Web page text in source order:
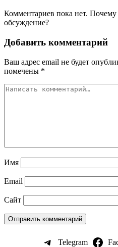
Комментариев пока нет.
обсуждение?
Добавить комментарий
Ваш адрес email не будет
помечены *
Имя
Email
Сайт
Telegram